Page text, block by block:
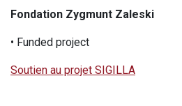
Fondation Zygmunt Zaleski
• Funded project
Soutien au projet SIGILLA